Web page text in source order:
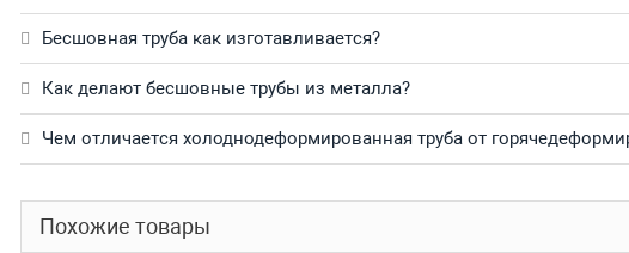
Бесшовная труба как изготавливается?
Как делают бесшовные трубы из металла?
Чем отличается холоднодеформированная труба от
Похожие товары